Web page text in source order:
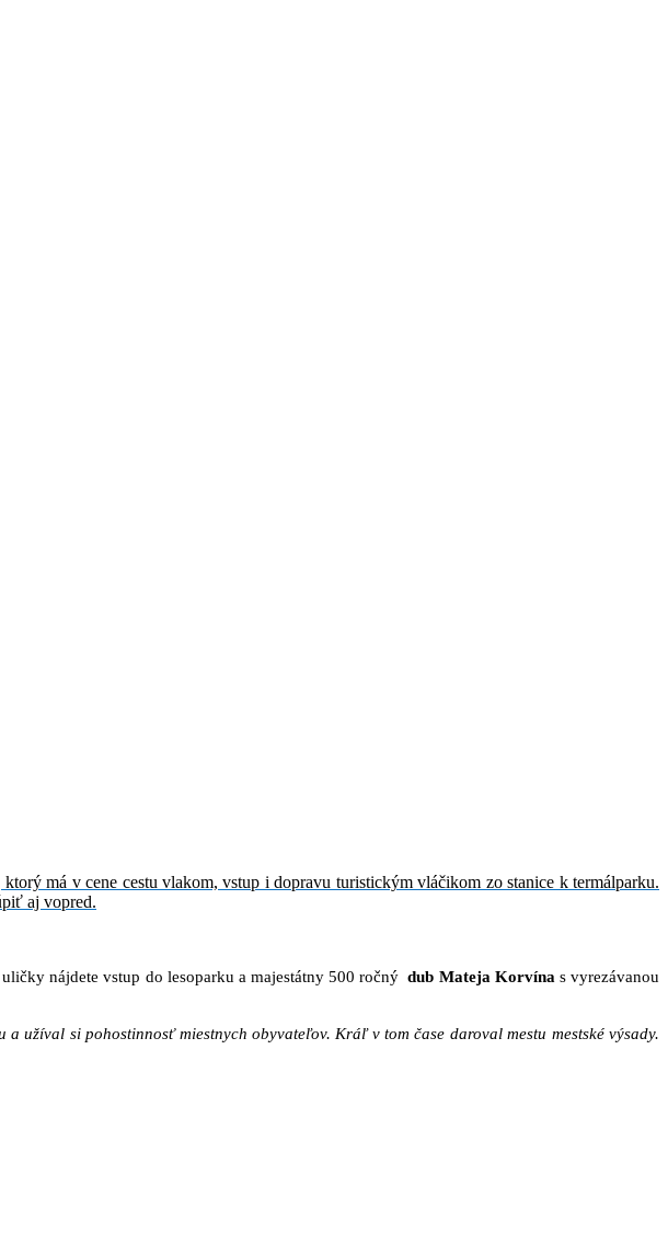
ktorý má v cene cestu vlakom, vstup i dopravu turistickým vláčikom zo stanice k termálparku.
aj vopred.
nájdete vstup do lesoparku a majestátny 500 ročný dub Mateja Korvína s vyrezávanou
si pohostinnosť miestnych obyvateľov. Kráľ v tom čase daroval mestu mestské výsady.